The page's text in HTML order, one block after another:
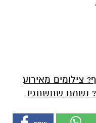
צילומים מאירוע
נשמח שתשתפו